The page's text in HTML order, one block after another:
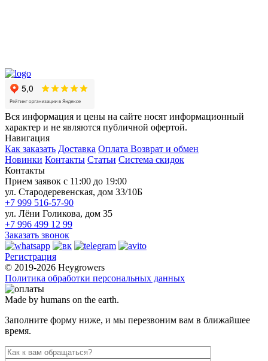
Вся информация и цены на сайте носят информационный
характер и не являются публичной офертой.
Навигация
Как заказать Доставка Оплата Возврат и обмен
Новинки Контакты Статьи Система скидок
Контакты
Прием заявок с 11:00 до 19:00
ул. Стародеревенская, дом 33/10Б
+7 999 516-57-90
ул. Лёни Голикова, дом 35
+7 996 499 12 99
Заказать звонок
Регистрация
© 2019-2026 Heygrowers
Политика обработки персональных данных
Made by humans on the earth.
Заполните форму ниже, и мы перезвоним вам в ближайшее
время.